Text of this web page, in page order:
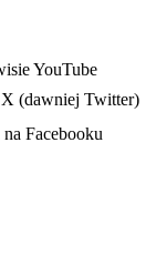
YouTube
X (dawniej Twitter)
Facebooku